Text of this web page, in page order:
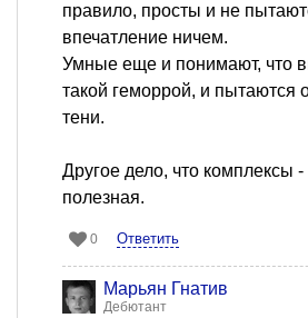
правило, просты и не
впечатление ничем.
Умные еще и понимают, что
такой геморрой, и пытаются
тени.
Другое дело, что комплексы
полезная.
0 Ответить
Марьян Гнатив
Дебютант